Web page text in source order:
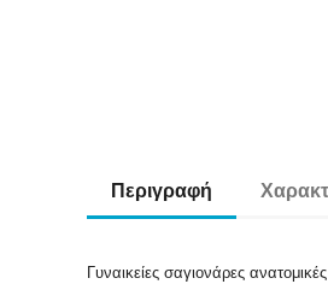
Περιγραφή
Γυναικείες σαγιονάρες